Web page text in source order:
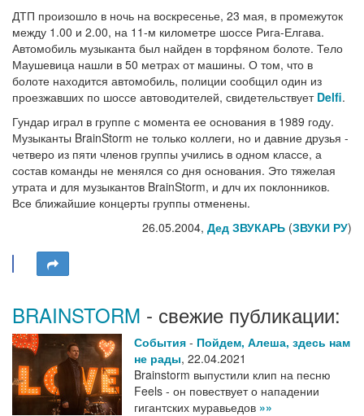
ДТП произошло в ночь на воскресенье, 23 мая, в промежуток
между 1.00 и 2.00, на 11-м километре шоссе Рига-Елгава.
Автомобиль музыканта был найден в торфяном болоте. Тело
Маушевица нашли в 50 метрах от машины. О том, что в
болоте находится автомобиль, полиции сообщил один из
проезжавших по шоссе автоводителей, свидетельствует Delfi.
Гундар играл в группе с момента ее основания в 1989 году.
Музыканты BrainStorm не только коллеги, но и давние друзья -
четверо из пяти членов группы учились в одном классе, а
состав команды не менялся со дня основания. Это тяжелая
утрата и для музыкантов BrainStorm, и длч их поклонников.
Все ближайшие концерты группы отменены.
26.05.2004, Дед ЗВУКАРЬ (ЗВУКИ РУ)
BRAINSTORM - свежие публикации:
События - Пойдем, Алеша, здесь нам
не рады, 22.04.2021
Brainstorm выпустили клип на песню
Feels - он повествует о нападении
гигантских муравьедов »»